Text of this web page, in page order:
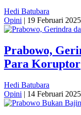
Hedi Batubara
Opini | 19 Februari 2025
Prabowo,
Para Koruptor
Hedi Batubara
Opini | 14 Februari 2025